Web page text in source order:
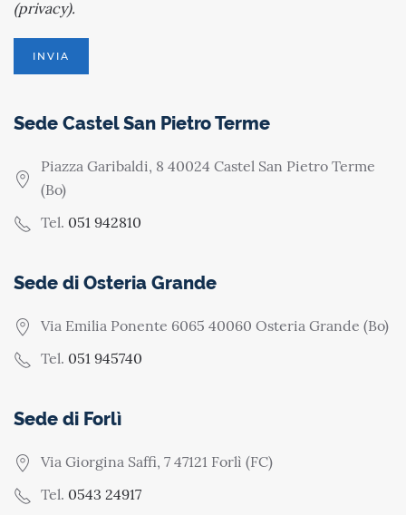
(privacy).
Sede Castel San Pietro Terme
Piazza Garibaldi, 8 40024 Castel San Pietro Terme
(Bo)
Tel. 051 942810
Sede di Osteria Grande
Via Emilia Ponente 6065 40060 Osteria Grande (Bo)
Tel. 051 945740
Sede di Forlì
Via Giorgina Saffi, 7 47121 Forlì (FC)
Tel. 0543 24917